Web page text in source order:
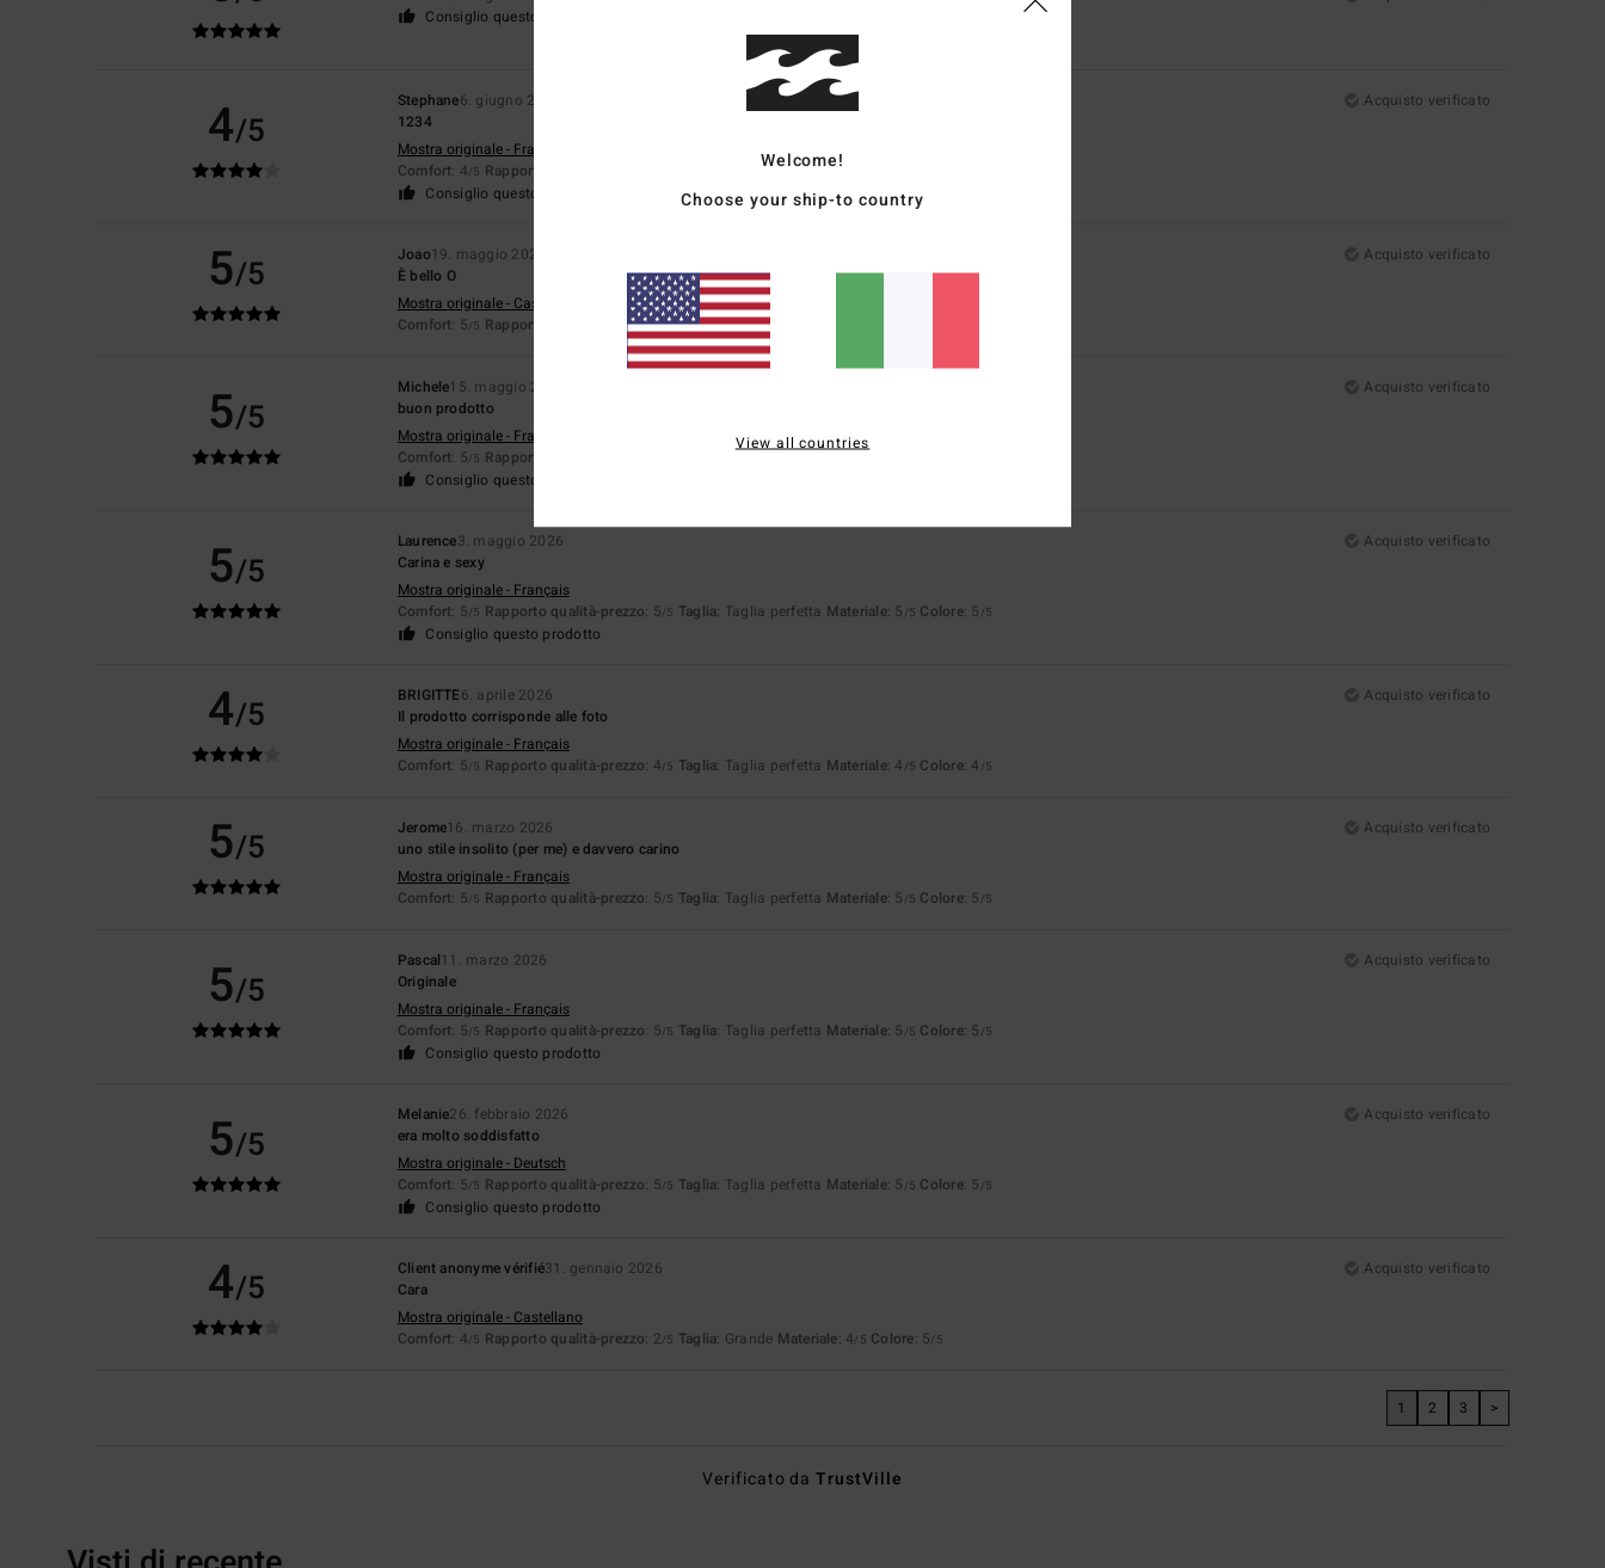
Consiglio questo prodotto
4/5
Stephane6. giugno 2026
Acquisto verificato
1234
Mostra originale - Français
Comfort: 4/5 Rapporto qualità-prezzo : Taglia perfettaMateriale
Consiglio questo prodotto
5/5 Joao19. maggio 2026
Acquisto verificato
È bello O
Mostra originale - Castellano
Comfort: 5/5 Rapporto qualità-prezzo: 5/5 Taglia: Troppo grande
5/5
Michele15. maggio 2026
Acquisto verificato
buon prodotto
Mostra originale - Français
Comfort: 5/5 Rapporto qualità-prezzo : Taglia perfettaMateriale
Consiglio questo prodotto
5/5
Laurence3. maggio 2026
Acquisto verificato
Carina e sexy
Mostra originale - Français
Comfort: 5/5 Rapporto qualità-prezzo: 5/5 Taglia: Taglia perfetta Materiale: 5 /5 Colore: 5 /5
Consiglio questo prodotto
4/5 BRIGITTE6. aprile 2026
Acquisto verificato
Il prodotto corrisponde alle foto
Mostra originale - Français
Comfort: 5/5 Rapporto qualità-prezzo: 4/5 Taglia: Taglia perfetta Materiale: 4 /5 Colore: 4 /5
5/5 Jerome16. marzo 2026
Acquisto verificato
uno stile insolito (per me) e davvero carino
Mostra originale - Français
Comfort: 5/5 Rapporto qualità-prezzo: 5/5 Taglia: Taglia perfetta Materiale: 5 /5 Colore: 5 /5
5/5
Pascal11. marzo 2026
Acquisto verificato
Originale
Mostra originale - Français
Comfort: 5/5 Rapporto qualità-prezzo: 5/5 Taglia: Taglia perfetta Materiale: 5 /5 Colore: 5 /5
Consiglio questo prodotto
5/5
Melanie26. febbraio 2026
Acquisto verificato
era molto soddisfatto
Mostra originale - Deutsch
Comfort: 5/5 Rapporto qualità-prezzo: 5/5 Taglia: Taglia perfetta Materiale: 5 /5 Colore: 5 /5
Consiglio questo prodotto
4/5 Client anonyme vérifié31. gennaio 2026
Acquisto verificato
Cara
Mostra originale - Castellano
Comfort: 4/5 Rapporto qualità-prezzo: 2/5 Taglia: Grande Materiale: 4/5 Colore: 5/5
1 2 3 >
Verificato daTrustVille
Welcome!
Choose your ship-to country
View all countries